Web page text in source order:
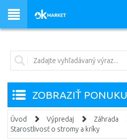
ZOBRAZIŤ PONUKU
Úvod Výpredaj
Záhrada
Starostlivosť o stromy a kríky